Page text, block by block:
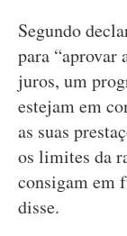
Segundo
para “aprovar
juros, um
estejam em
as suas
os limites da
consigam em
disse.